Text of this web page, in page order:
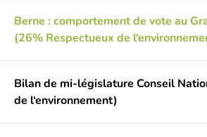
Berne : comportement de vote au
(26% Respectueux de
Bilan de mi-législature Conseil
de l‘environnement)